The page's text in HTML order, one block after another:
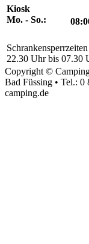
Kiosk
Mo. - So.:
22.30 Uhr bis 07.30
Copyright ©
Bad Füssing • Tel.:
camping.de